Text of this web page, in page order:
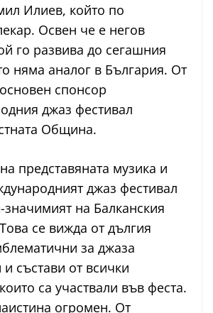
Илиев, който по
Освен че е негов
го развива до сегашния
няма аналог в България. От
спонсор
джаз фестивал
Община.
представяната музика и
джаз фестивал
значимият на Балканския
се вижда от дългия
за джаза
състави от всички
са участвали във феста.
огромен. От